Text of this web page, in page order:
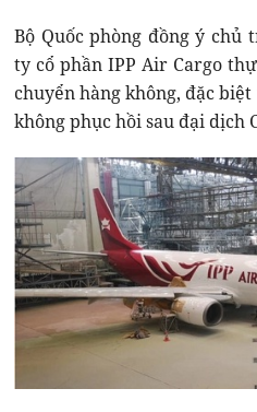
Bộ Quốc phòng đồng ý chủ
ty cổ phần IPP Air Cargo
chuyển hàng không, đặc
không phục hồi sau đại dịch